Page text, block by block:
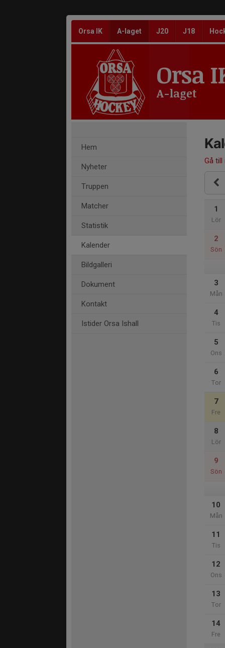
Orsa IK A-laget J20 J18
Orsa
A-laget
Hem
Nyheter
Truppen
Matcher
Statistik
Kalender
Bildgalleri
Dokument
Kontakt
Istider Orsa Ishall
Gå till
1
Lör
2
Sön
3
Mån
4
Tis
5
Ons
6
Tor
7
Fre
8
Lör
9
Sön
10
Mån
11
Tis
12
Ons
13
Tor
14
Fre